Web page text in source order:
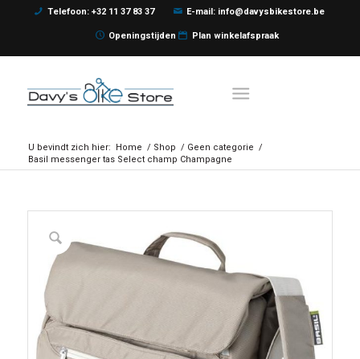
Telefoon: +32 11 37 83 37 E-mail: info@davysbikestore.be
Openingstijden Plan winkelafspraak
U bevindt zich hier: Home / Shop / Geen categorie /
Basil messenger tas Select champ Champagne